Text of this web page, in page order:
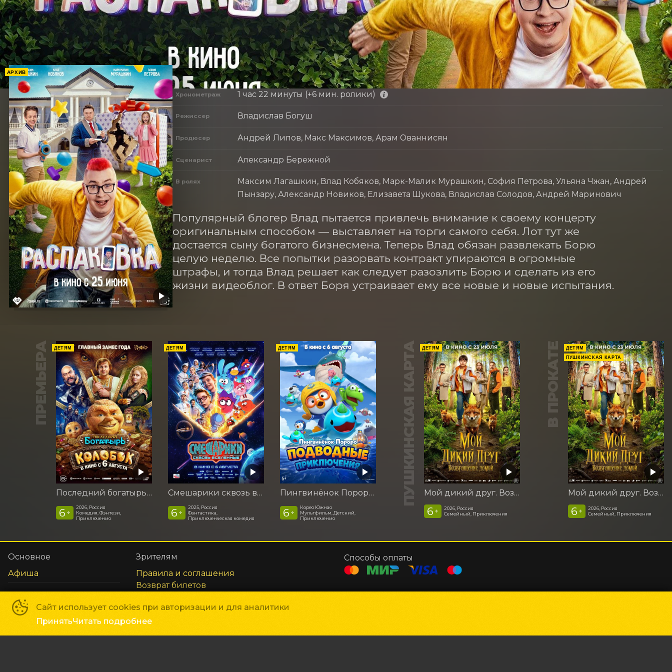
АРХИВ
Хронометраж 1 час 22 минуты (+6 мин. ролики)
Режиссер Владислав Богуш
Продюсер Андрей Липов, Макс Максимов, Арам Ованнисян
Сценарист Александр Бережной
В ролях
Максим Лагашкин, Влад Кобяков, Марк-Малик Мурашкин, София Петрова, Ульяна Чжан, Андрей
Пынзару, Александр Новиков, Елизавета Шукова, Владислав Солодов, Андрей Маринович
Популярный блогер Влад пытается привлечь внимание к своему концерту
оригинальным способом — выставляет на торги самого себя. Лот тут же
достается сыну богатого бизнесмена. Теперь Влад обязан развлекать Борю
целую неделю. Все попытки разорвать контракт упираются в огромные
штрафы, и тогда Влад решает как следует разозлить Борю и сделать из его
жизни видеоблог. В ответ Боря устраивает ему все новые и новые испытания.
ПРЕМЬЕРА ДЕТЯМ
Последний богатырь. Колобок
6 +
2026, Россия
Комедия, Фэнтези,
Приключения
ДЕТЯМ
Смешарики сквозь вселенные
6 +
2025, Россия
Фантастика,
Приключенческая комедия
ДЕТЯМ
Пингвинёнок Пороро. Подводные приключения
6 +
Корея Южная
Мультфильм, Детский,
Приключения
ПУШКИНСКАЯ КАРТА ДЕТЯМ
Мой дикий друг. Возвращение домой
6 +
2026, Россия
Семейный, Приключения
В ПРОКАТЕ
ДЕТЯМ
ПУШКИНСКАЯ КАРТА
Мой дикий друг. Возвращение домой
6 +
2026, Россия
Семейный, Приключения
Сайт использует cookies при авторизации и для аналитики
ПринятьЧитать подробнее
Основное
Афиша
Зрителям
Правила и соглашения
Возврат билетов
Реквизиты
Способы оплаты